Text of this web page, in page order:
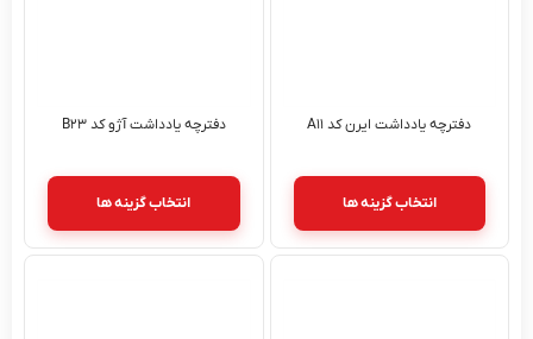
دفترچه یادداشت ایرن کد A۱۱
انتخاب گزینه ها
دفترچه یادداشت آژو کد B۲۳
انتخاب گزینه ها